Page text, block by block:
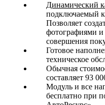
Динамический
подключаемый
Позволяет
фотографиями и
совершения
Готовое
техническое
Обычная
составляет 93
Модуль и все
бесплатно при